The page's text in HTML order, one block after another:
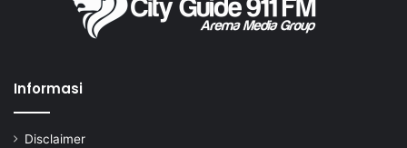
Informasi
Disclaimer